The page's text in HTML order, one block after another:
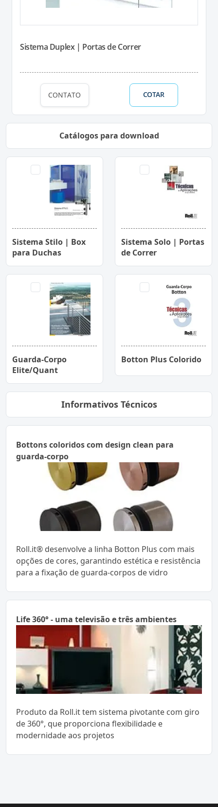
Sistema Duplex | Portas de Correr
CONTATO COTAR
Catálogos para download
Sistema Stilo | Box
para Duchas
Sistema Solo | Portas
de Correr
Guarda-Corpo
Elite/Quant
Botton Plus Colorido
Informativos Técnicos
Bottons coloridos com design clean para
guarda-corpo
Roll.it® desenvolve a linha Botton Plus com mais
opções de cores, garantindo estética e resistência
para a fixação de guarda-corpos de vidro
Life 360° - uma televisão e três ambientes
Produto da Roll.it tem sistema pivotante com giro
de 360°, que proporciona flexibilidade e
modernidade aos projetos